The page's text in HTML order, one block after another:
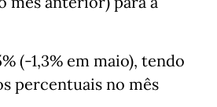
(-1,3% em maio), tendo
percentuais no mês